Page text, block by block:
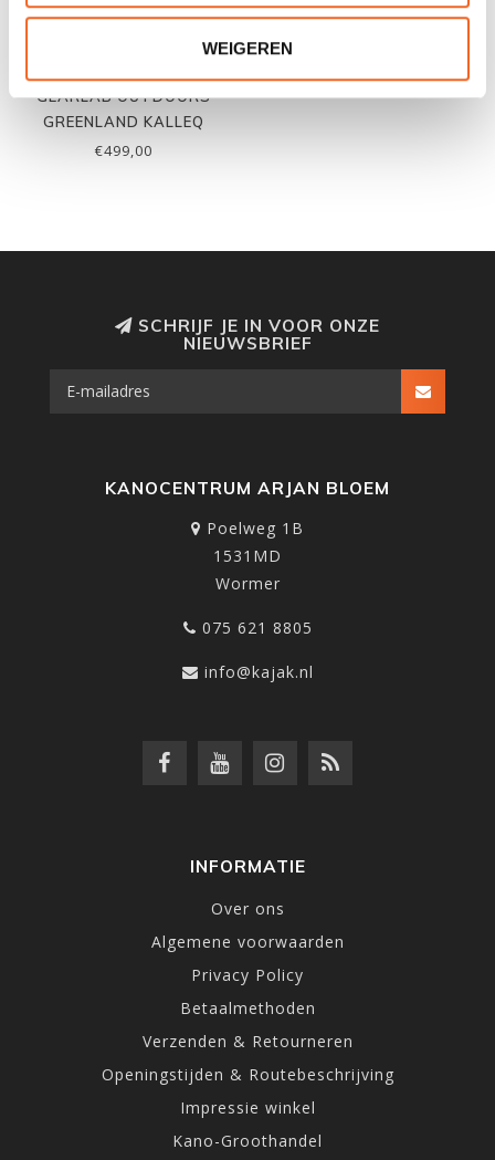
WEIGEREN
GEARLAB OUTDOORS
GREENLAND KALLEQ
€499,00
SCHRIJF JE IN VOOR ONZE
NIEUWSBRIEF
KANOCENTRUM ARJAN BLOEM
Poelweg 1B
1531MD
Wormer
075 621 8805
info@kajak.nl
INFORMATIE
Over ons
Algemene voorwaarden
Privacy Policy
Betaalmethoden
Verzenden & Retourneren
Openingstijden & Routebeschrijving
Impressie winkel
Kano-Groothandel